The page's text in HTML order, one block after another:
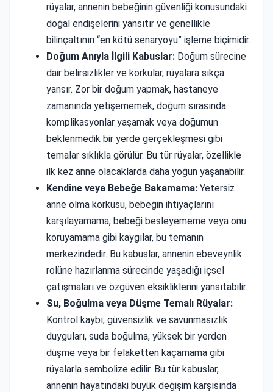
rüyalar, annenin bebeğinin güvenliği konusundaki
doğal endişelerini yansıtır ve genellikle
bilinçaltının “en kötü senaryoyu” işleme biçimidir.
Doğum Anıyla İlgili Kabuslar: Doğum sürecine
dair belirsizlikler ve korkular, rüyalara sıkça
yansır. Zor bir doğum yapmak, hastaneye
zamanında yetişememek, doğum sırasında
komplikasyonlar yaşamak veya doğumun
beklenmedik bir yerde gerçekleşmesi gibi
temalar sıklıkla görülür. Bu tür rüyalar, özellikle
ilk kez anne olacaklarda daha yoğun yaşanabilir.
Kendine veya Bebeğe Bakamama: Yetersiz
anne olma korkusu, bebeğin ihtiyaçlarını
karşılayamama, bebeği besleyememe veya onu
koruyamama gibi kaygılar, bu temanın
merkezindedir. Bu kabuslar, annenin ebeveynlik
rolüne hazırlanma sürecinde yaşadığı içsel
çatışmaları ve özgüven eksikliklerini yansıtabilir.
Su, Boğulma veya Düşme Temalı Rüyalar:
Kontrol kaybı, güvensizlik ve savunmasızlık
duyguları, suda boğulma, yüksek bir yerden
düşme veya bir felaketten kaçamama gibi
rüyalarla sembolize edilir. Bu tür kabuslar,
annenin hayatındaki büyük değişim karşısında